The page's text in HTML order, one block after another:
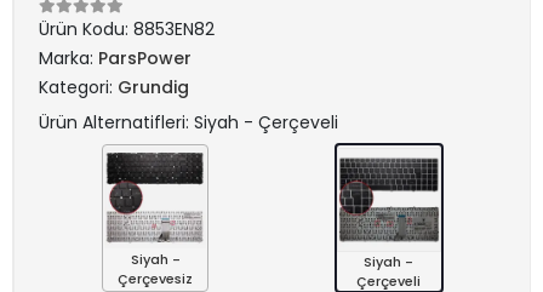
Ürün Kodu: 8853EN82
Marka: ParsPower
Kategori: Grundig
Ürün Alternatifleri: Siyah - Çerçeveli
Siyah -
Çerçevesiz
Siyah -
Çerçeveli